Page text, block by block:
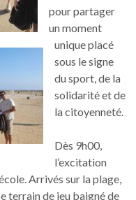
pour partager
un moment
unique placé
sous le signe
du sport, de la
solidarité et de
la citoyenneté.
Dès 9h00,
l’excitation
Arrivés sur la plage,
terrain de jeu baigné de